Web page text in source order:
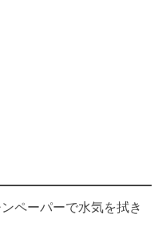
ペーパーで水気を拭き